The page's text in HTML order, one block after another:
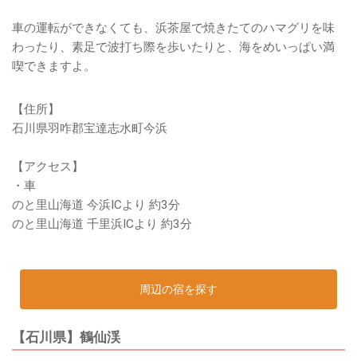
車の運転ができなくても、浜茶屋で焼きたてのハマグリを味
わったり、素足で波打ち際を歩いたりと、海をめいっぱい満
喫できますよ。
【住所】
石川県羽咋郡宝達志水町今浜
【アクセス】
・車
のと里山海道 今浜ICより 約3分
のと里山海道 千里浜ICより 約3分
周辺の宿を探す
【石川県】鶴仙渓